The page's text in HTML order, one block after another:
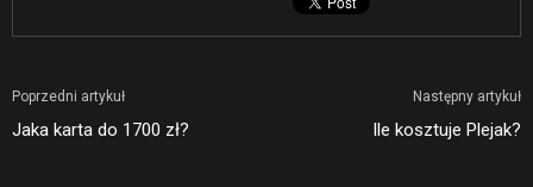
Poprzedni artykuł
Jaka karta do 1700 zł?
Następny artykuł
Ile kosztuje Plejak?